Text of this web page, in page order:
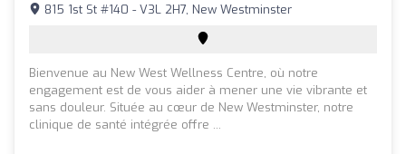
815 1st St #140 - V3L 2H7, New Westminster
Bienvenue au New West Wellness Centre, où notre
engagement est de vous aider à mener une vie vibrante et
sans douleur. Située au cœur de New Westminster, notre
clinique de santé intégrée offre ...